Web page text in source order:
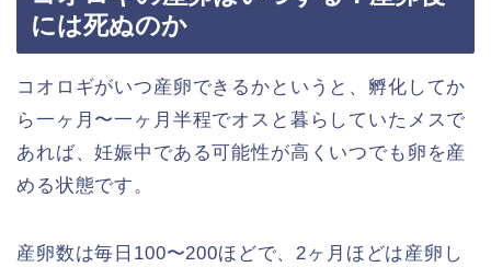
には死ぬのか
コオロギがいつ産卵できるかというと、孵化してか
ら一ヶ月〜一ヶ月半程でオスと暮らしていたメスで
あれば、妊娠中である可能性が高くいつでも卵を産
める状態です。
産卵数は毎日100〜200ほどで、2ヶ月ほどは産卵し